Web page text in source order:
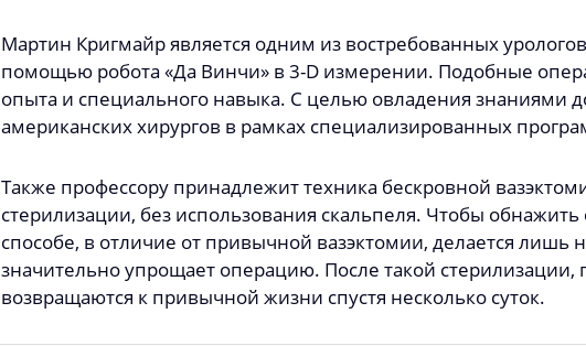
Мартин Кригмайр является одним из востребованных
помощью робота «Да Винчи» в 3-D измерении. Подобные
опыта и специального навыка. С целью овладения знаниями
американских хирургов в рамках специализированных
Также профессору принадлежит техника бескровной
стерилизации, без использования скальпеля. Чтобы
способе, в отличие от привычной вазэктомии, делается лишь
значительно упрощает операцию. После такой стерилизации,
возвращаются к привычной жизни спустя несколько суток.